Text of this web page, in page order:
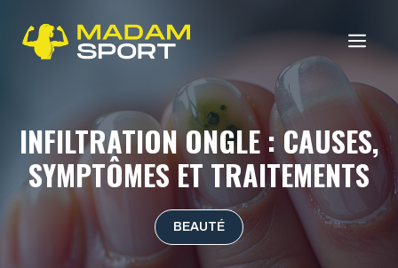
contenu
INFILTRATION ONGLE : CAUSES,
SYMPTÔMES ET TRAITEMENTS
BEAUTÉ